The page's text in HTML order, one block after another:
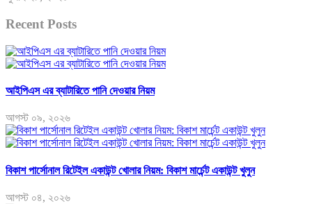
Recent Posts
আইপিএস এর ব্যাটারিতে পানি দেওয়ার নিয়ম
আগস্ট ০৯, ২০২৬
বিকাশ পার্সোনাল রিটেইল একাউন্ট খোলার নিয়ম: বিকাশ মার্চেন্ট একাউন্ট খুলুন
আগস্ট ০৪, ২০২৬